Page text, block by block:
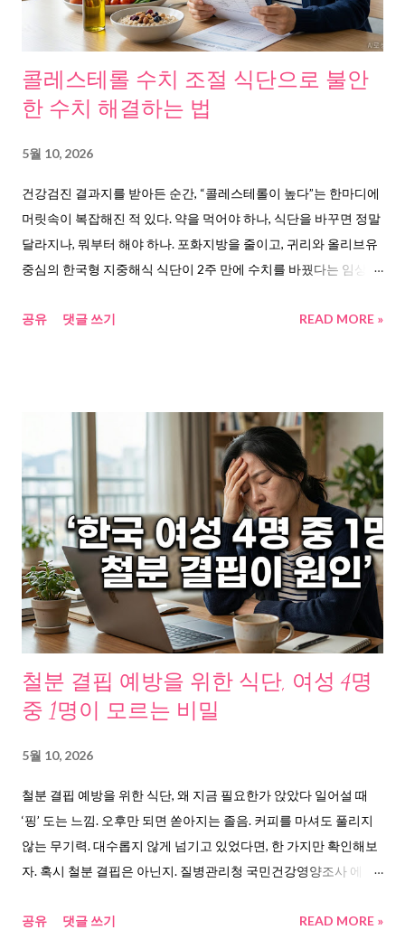
식이섬유 섭취 부족을 변비의 1차적 원인으로 꼽았다. KCI 등재 논
문, 여대생 변비 관련 식습관 연구 에서도 수분 섭취량 감소, 과일과
채소 섭취 빈도 저하, 불규칙한 식사가 변비군에서 공통적으로 나
타났다. 분당서울대학교병원 건강정보 에서는 육식 위주 식습관과
스트레스가 장내 유해균 증식을 촉진시켜 장 환경의 균형을 깨뜨
린다고 설명했다. 정리해 보면 이렇다. 적게 먹는 섬유질, 부족한 수
로 등장했다. 연구가 말하는 것들, 해결의 실마리를 모아봤다 하나
씩 찾아보니, 꽤 구체적인 데이터가 있었다. 대한소화기학회지
2025년 에 실린 기능성 변비 리뷰에서는 식이섬유 ...
콜레스테롤 수치 조절 식단으로 불안
한 수치 해결하는 법
5월 10, 2026
건강검진 결과지를 받아든 순간, “콜레스테롤이 높다”는 한마디에
머릿속이 복잡해진 적 있다. 약을 먹어야 하나, 식단을 바꾸면 정말
달라지나, 뭐부터 해야 하나. 포화지방을 줄이고, 귀리와 올리브유
중심의 한국형 지중해식 식단이 2주 만에 수치를 바꿨다는 임상 데
움이 되었으면 한다. 콜레스테롤 수치 조절 식단, 왜 지금 찾고 있나
학회 발표에 따르면 현재 대한민국 성인 4명 중 1명이 고콜레스테
롤혈증이다. 2007년 8.8%였던 유병률이 2022년 22.4%로, 2.5배
이상 뛰었다. 50대 이후 여성은 남성보다 유병률이 더 높다( 한국지
질·동맥경화학회 이상지질혈증 현황 ). 서울대병원 순환기내과 연
구진의 데이터를 보면, 총 콜레스테롤 수치 상위 25%는 하위 25%
에 비해 심근경색 발생 위험이 약 35% 높았다( 서울대병원 연구 보
도 ). LDL 콜레스테롤이 혈관벽에 쌓이면 동맥이 좁아지고, 결국 심
장마비와 뇌졸중으로 이어진다( 분당서울대병원 LDL 콜레스테롤
안내 ). 숫자 하나가, 삶의 방향을 바꿀 수 있다. 도대체 왜 올라가는
걸까, 콜레스테롤이 높아지는 진짜 이유 “나는 마른 편인데 왜 콜레
스테롤이 높지?” 국립정신건강센터 자료에 따르면, 고지혈증의 원
인은 과다한 콜레스테롤 섭취와 운동 부족만이 아니다. 가족형 고
지혈증처럼 유전적 요인도 크다( 국립정신건강센터 콜레스테롤 안
내 ). 코메디닷컴 보도에 따르면, 고지혈증 부부로 알려진 엄태웅과
지목됐다. 윤혜진의 경우 가족력과 잦은 군것질이 겹쳤다( 엄태웅·
윤혜진 부부 고지혈증 기사 ). 정리해보면, 콜레스테롤이 올라가는
주요 원인은 이렇다. 포화지방과 트랜스지방 과다 섭취, ...
공유 댓글 쓰기 READ MORE »
철분 결핍 예방을 위한 식단, 여성 4명
중 1명이 모르는 비밀
5월 10, 2026
철분 결핍 예방을 위한 식단, 왜 지금 필요한가 앉았다 일어설 때
‘핑’ 도는 느낌. 오후만 되면 쏟아지는 졸음. 커피를 마셔도 풀리지
않는 무기력. 대수롭지 않게 넘기고 있었다면, 한 가지만 확인해보
자. 혹시 철분 결핍은 아닌지. 질병관리청 국민건강영양조사 에 따
4.5배. 특히 40대 여성 철결핍빈혈 환자는 무려 9만 7,819명으로
공유 댓글 쓰기 READ MORE »